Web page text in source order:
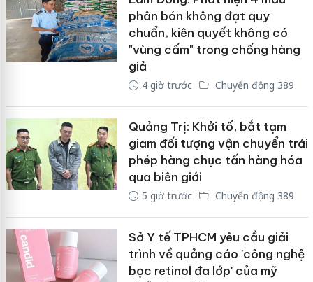
phân bón không đạt quy
chuẩn, kiên quyết không có
"vùng cấm" trong chống hàng
giả
4 giờ trước Chuyển động 389
Quảng Trị: Khởi tố, bắt tạm
giam đối tượng vận chuyển trái
phép hàng chục tấn hàng hóa
qua biên giới
5 giờ trước Chuyển động 389
Sở Y tế TPHCM yêu cầu giải
trình về quảng cáo 'công nghệ
bọc retinol đa lớp' của mỹ